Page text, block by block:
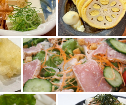
情報をシェアする
引き鶏 にほんいち 大阪堺筋本
-4-5 日本SBPビルB1
gallery
情報をコピー